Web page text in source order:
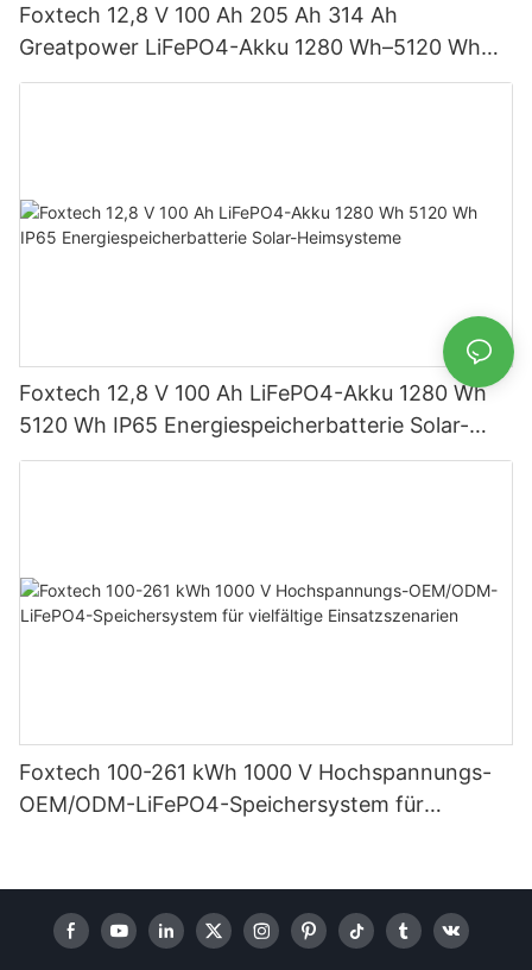
Foxtech 12,8 V 100 Ah 205 Ah 314 Ah
Greatpower LiFePO4-Akku 1280 Wh–5120 Wh
IP65 Energiespeicher
Foxtech 12,8 V 100 Ah LiFePO4-Akku 1280 Wh
5120 Wh IP65 Energiespeicherbatterie Solar-
Heimsysteme
Foxtech 100-261 kWh 1000 V Hochspannungs-
OEM/ODM-LiFePO4-Speichersystem für